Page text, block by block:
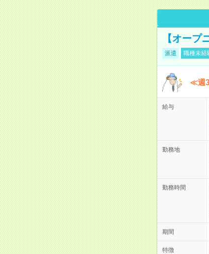
【オープ
派遣 職種未経
≪週3
給与
勤務地
勤務時間
期間
特徴